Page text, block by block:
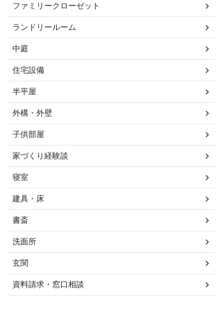
ファミリークローゼット
ランドリールーム
中庭
住宅設備
半平屋
外構・外壁
子供部屋
家づくり経験談
寝室
建具・床
書斎
洗面所
玄関
資料請求・窓口相談